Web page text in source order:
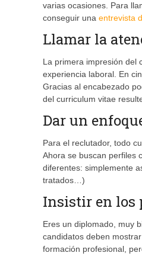
varias ocasiones. Para
conseguir una entrevista
Llamar la
La primera impresión del
experiencia laboral. En
Gracias al encabezado
del curriculum vitae
Dar un
Para el reclutador, todo
Ahora se buscan perfiles
diferentes: simplemente
tratados…)
Insistir en los
Eres un diplomado, muy
candidatos deben
formación profesional,